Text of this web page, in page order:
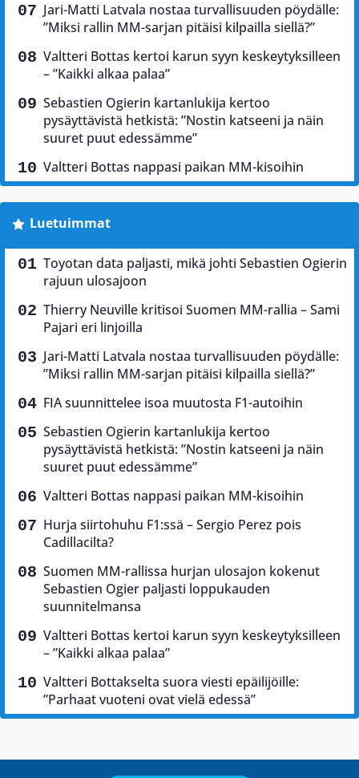
Jari-Matti Latvala nostaa turvallisuuden pöydälle:
”Miksi rallin MM-sarjan pitäisi kilpailla siellä?”
Valtteri Bottas kertoi karun syyn keskeytyksilleen
– ”Kaikki alkaa palaa”
Sebastien Ogierin kartanlukija kertoo
pysäyttävistä hetkistä: ”Nostin katseeni ja näin
suuret puut edessämme”
Valtteri Bottas nappasi paikan MM-kisoihin
Luetuimmat
Toyotan data paljasti, mikä johti Sebastien Ogierin
rajuun ulosajoon
Thierry Neuville kritisoi Suomen MM-rallia – Sami
Pajari eri linjoilla
Jari-Matti Latvala nostaa turvallisuuden pöydälle:
”Miksi rallin MM-sarjan pitäisi kilpailla siellä?”
FIA suunnittelee isoa muutosta F1-autoihin
Sebastien Ogierin kartanlukija kertoo
pysäyttävistä hetkistä: ”Nostin katseeni ja näin
suuret puut edessämme”
Valtteri Bottas nappasi paikan MM-kisoihin
Hurja siirtohuhu F1:ssä – Sergio Perez pois
Cadillacilta?
Suomen MM-rallissa hurjan ulosajon kokenut
Sebastien Ogier paljasti loppukauden
suunnitelmansa
Valtteri Bottas kertoi karun syyn keskeytyksilleen
– ”Kaikki alkaa palaa”
Valtteri Bottakselta suora viesti epäilijöille:
”Parhaat vuoteni ovat vielä edessä”